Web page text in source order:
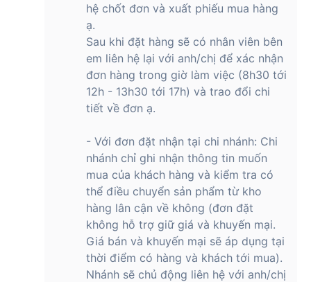
hệ chốt đơn và xuất phiếu mua hàng
ạ.
Sau khi đặt hàng sẽ có nhân viên bên
em liên hệ lại với anh/chị để xác nhận
đơn hàng trong giờ làm việc (8h30 tới
12h - 13h30 tới 17h) và trao đổi chi
tiết về đơn ạ.
- Với đơn đặt nhận tại chi nhánh: Chi
nhánh chỉ ghi nhận thông tin muốn
mua của khách hàng và kiểm tra có
thể điều chuyển sản phẩm từ kho
hàng lân cận về không (đơn đặt
không hỗ trợ giữ giá và khuyến mại.
Giá bán và khuyến mại sẽ áp dụng tại
thời điểm có hàng và khách tới mua).
Nhánh sẽ chủ động liên hệ với anh/chị